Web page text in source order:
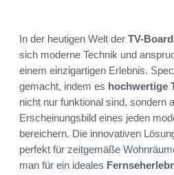
In der heutigen Welt der TV-
sich moderne Technik und
einem einzigartigen Erlebnis.
gemacht, indem es hochwertige
nicht nur funktional sind, sondern
Erscheinungsbild eines jeden
bereichern. Die innovativen
perfekt für zeitgemäße
man für ein ideales